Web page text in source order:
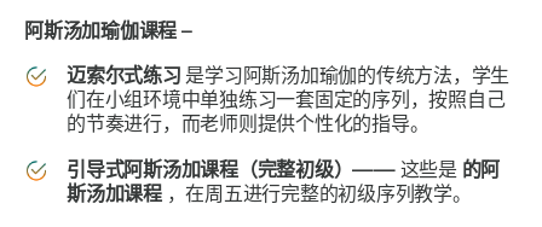
阿斯汤加瑜伽课程 –
迈索尔式练习 是学习阿斯汤加瑜伽的传统方法，学生
们在小组环境中单独练习一套固定的序列，按照自己
的节奏进行，而老师则提供个性化的指导。
引导式阿斯汤加课程（完整初级）—— 这些是 的阿
斯汤加课程，在周五进行完整的初级序列教学。